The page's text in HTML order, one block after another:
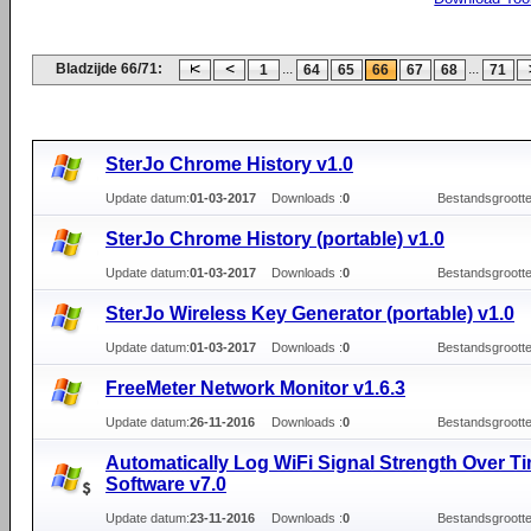
Bladzijde 66/71: 1 ... 64 65 66 67 68 ... 71
SterJo Chrome History v1.0
Update datum:01-03-2017 Downloads :0
SterJo Chrome History (portable) v1.0
Update datum:01-03-2017 Downloads :0
SterJo Wireless Key Generator (portable) v1.0
Update datum:01-03-2017 Downloads :0
FreeMeter Network Monitor v1.6.3
Update datum:26-11-2016 Downloads :0
Automatically Log WiFi Signal Strength Over
Software v7.0
Update datum:23-11-2016 Downloads :0